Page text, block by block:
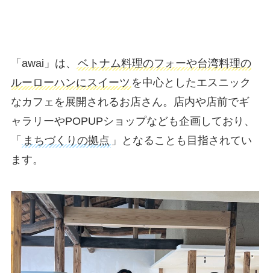
「awai」は、
ベトナム料理のフォーや台湾料理の
ルーローハンにスイーツ を中心としたエスニック
なカフェを展開されるお店さん。店内や店前でギ
ャラリーやPOPUPショップなども企画しており、
「 まちづくりの拠点 」となることも目指されてい
ます。